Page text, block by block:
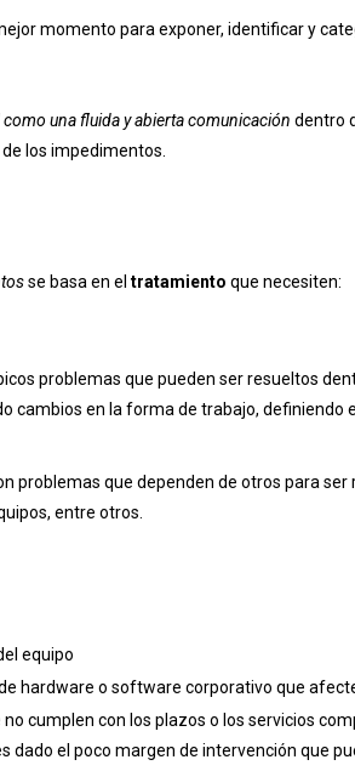
momento para exponer, identificar y
una fluida y abierta comunicación dentro
los impedimentos.
se basa en el tratamiento que necesiten:
problemas que pueden ser resueltos
cambios en la forma de trabajo, definiendo
problemas que dependen de otros para
entre otros.
equipo
hardware o software corporativo que
cumplen con los plazos o los servicios
el poco margen de intervención que